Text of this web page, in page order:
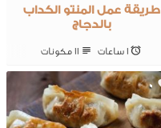
طريقة عمل المنتو الكداب
بالدجاج
1 ساعات 11 ‎مكونات
0